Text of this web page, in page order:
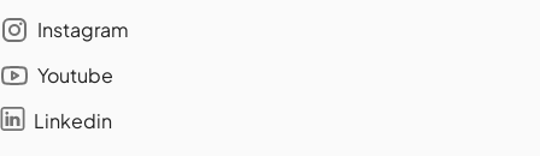
Instagram
Youtube
Linkedin